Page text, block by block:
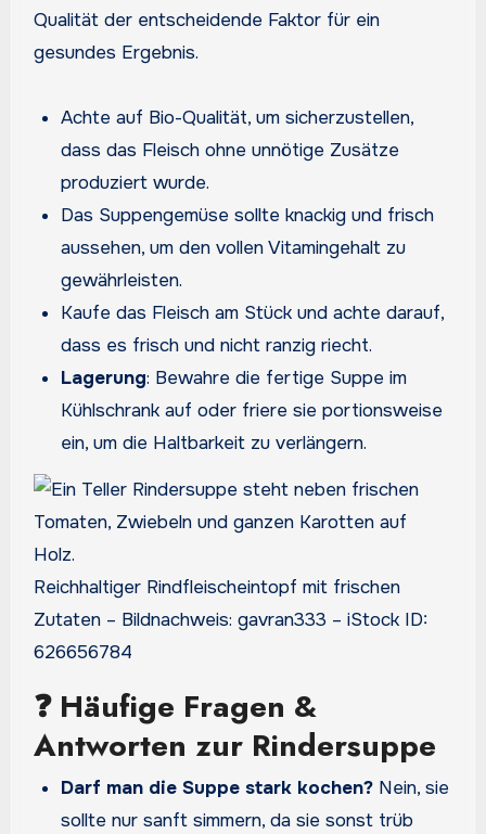
Qualität der entscheidende Faktor für ein
gesundes Ergebnis.
Achte auf Bio-Qualität, um sicherzustellen,
dass das Fleisch ohne unnötige Zusätze
produziert wurde.
Das Suppengemüse sollte knackig und frisch
aussehen, um den vollen Vitamingehalt zu
gewährleisten.
Kaufe das Fleisch am Stück und achte darauf,
dass es frisch und nicht ranzig riecht.
Lagerung: Bewahre die fertige Suppe im
Kühlschrank auf oder friere sie portionsweise
ein, um die Haltbarkeit zu verlängern.
Reichhaltiger Rindfleischeintopf mit frischen
Zutaten – Bildnachweis: gavran333 – iStock ID:
626656784
❓ Häufige Fragen &
Antworten zur Rindersuppe
Darf man die Suppe stark kochen? Nein, sie
sollte nur sanft simmern, da sie sonst trüb